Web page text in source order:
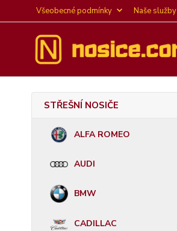
Všeobecné podmínky Naše služby
STŘEŠNÍ NOSIČE
ALFA ROMEO
AUDI
BMW
CADILLAC